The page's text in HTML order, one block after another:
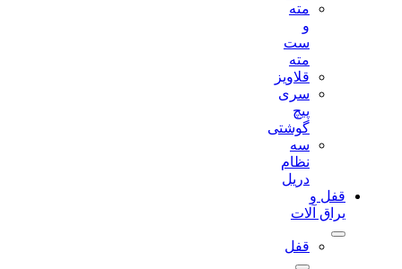
مته
قلاویز
سری
گوشتی
سه
قفل و
یراق آلات
قفل